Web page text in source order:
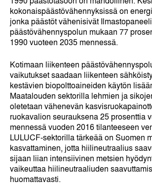
kokonaispäästövähennyksissä on
jonka päästöt vähenisivät
päästövähennyspolun mukaan 77
1990 vuoteen 2035 mennessä.
Kotimaan liikenteen
vaikutukset saadaan liikenteen
kestävien biopolttoaineiden käytön
Maatalouden sektorilla lehmien ja
oletetaan vähenevän
ruokavalion seurauksena 25 prosenttia
mennessä vuoden 2016 tilanteeseen
LULUCF-sektorilla tärkeää on Suomen
kasvattaminen, jotta hiilineutraalius
sijaan liian intensiivinen metsien
vaikeuttaa hiilineutraaliuden
huomattavasti.